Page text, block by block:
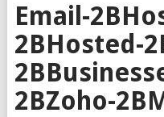
Email-
2BHosted-
2BZoho-